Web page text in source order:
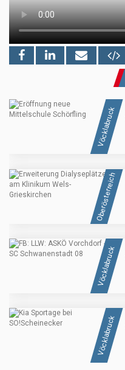
Vöcklabruck
Oberösterreich
Vöcklabruck
Vöcklabruck